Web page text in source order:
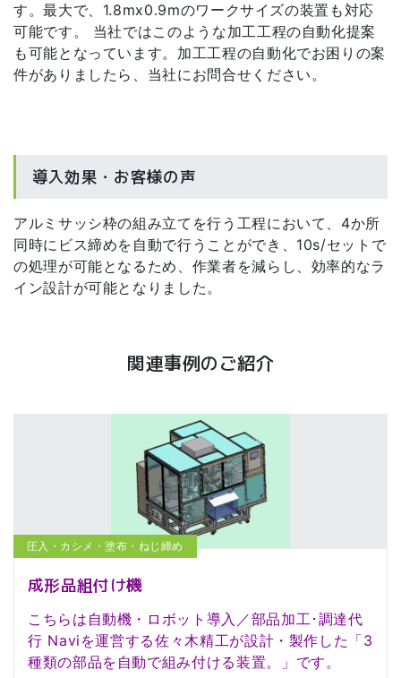
す。最大で、1.8mx0.9mのワークサイズの装置も対応
可能です。 当社ではこのような加工工程の自動化提案
も可能となっています。加工工程の自動化でお困りの案
件がありましたら、当社にお問合せください。
導入効果・お客様の声
アルミサッシ枠の組み立てを行う工程において、4か所
同時にビス締めを自動で行うことができ、10s/セットで
の処理が可能となるため、作業者を減らし、効率的なラ
イン設計が可能となりました。
関連事例のご紹介
圧入・カシメ・塗布・ねじ締め
成形品組付け機
こちらは自動機・ロボット導入／部品加工･調達代
行 Naviを運営する佐々木精工が設計・製作した「3
種類の部品を自動で組み付ける装置。」です。